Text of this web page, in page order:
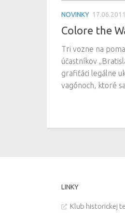
NOVINKY 17.06.2011
Colore the
Tri vozne na
účastníkov
grafiťáci legálne
vagónoch, ktoré
LINKY
Klub historickej